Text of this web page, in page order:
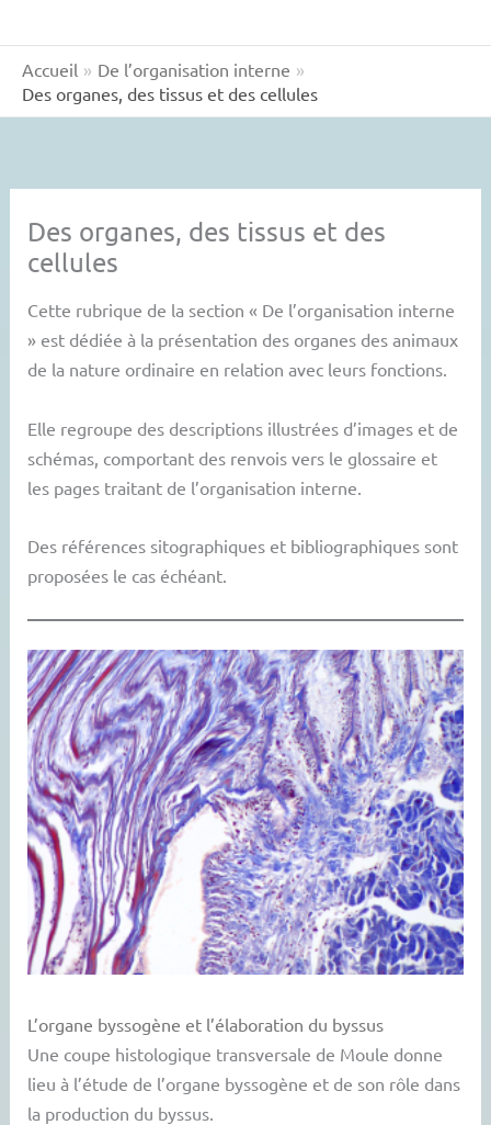
Accueil
De l’organisation interne
Des organes, des tissus et des cellules
Des organes, des tissus et des
cellules
Cette rubrique de la section « De l’organisation interne
» est dédiée à la présentation des organes des animaux
de la nature ordinaire en relation avec leurs fonctions.
Elle regroupe des descriptions illustrées d’images et de
schémas, comportant des renvois vers le glossaire et
les pages traitant de l’organisation interne.
Des références sitographiques et bibliographiques sont
proposées le cas échéant.
L’organe byssogène et l’élaboration du byssus
Une coupe histologique transversale de Moule donne
lieu à l’étude de l’organe byssogène et de son rôle dans
la production du byssus.